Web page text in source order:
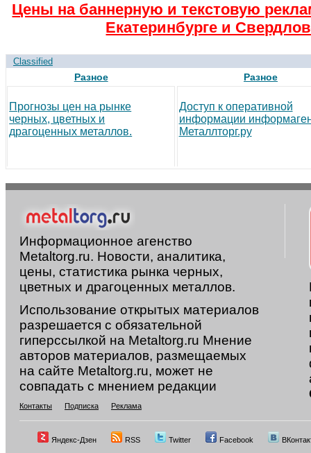
Цены на баннерную и текстовую
Екатеринбурге и
Classified
Разное
Прогнозы цен на рынке
черных, цветных и
драгоценных металлов.
Разное
Доступ к оперативной
информации
Металлторг.ру
Информационное агенство
Metaltorg.ru. Новости, аналитика,
цены, статистика рынка черных,
цветных и драгоценных металлов.
Использование открытых материалов
разрешается с обязательной
гиперссылкой на Metaltorg.ru Мнение
авторов материалов, размещаемых
на сайте Metaltorg.ru, может не
совпадать с мнением редакции
Контакты Подписка Реклама
Яндекс-Дзен RSS Twitter Facebook